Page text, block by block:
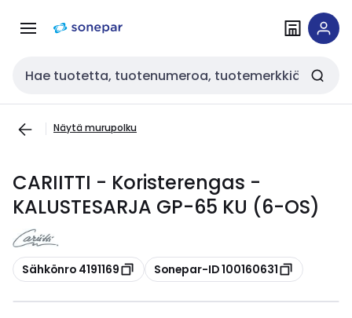
navigointiinsisältöön
Haku
Näytä murupolku
CARIITTI - Koristerengas -
KALUSTESARJA GP-65 KU (6-OS)
Kopioi
Sähkönro 4191169 Kopioi
Sonepar-ID 100160631